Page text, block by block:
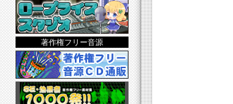
著作権フリー音源